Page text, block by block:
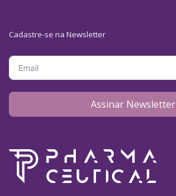
Cadastre-se na Newsletter
Assinar Newsletter